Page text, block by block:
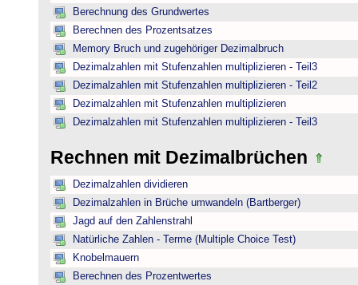
Berechnung des Grundwertes
Berechnen des Prozentsatzes
Memory Bruch und zugehöriger Dezimalbruch
Dezimalzahlen mit Stufenzahlen multiplizieren - Teil3
Dezimalzahlen mit Stufenzahlen multiplizieren - Teil2
Dezimalzahlen mit Stufenzahlen multiplizieren
Dezimalzahlen mit Stufenzahlen multiplizieren - Teil3
Rechnen mit Dezimalbrüchen
Dezimalzahlen dividieren
Dezimalzahlen in Brüche umwandeln (Bartberger)
Jagd auf den Zahlenstrahl
Natürliche Zahlen - Terme (Multiple Choice Test)
Knobelmauern
Berechnen des Prozentwertes